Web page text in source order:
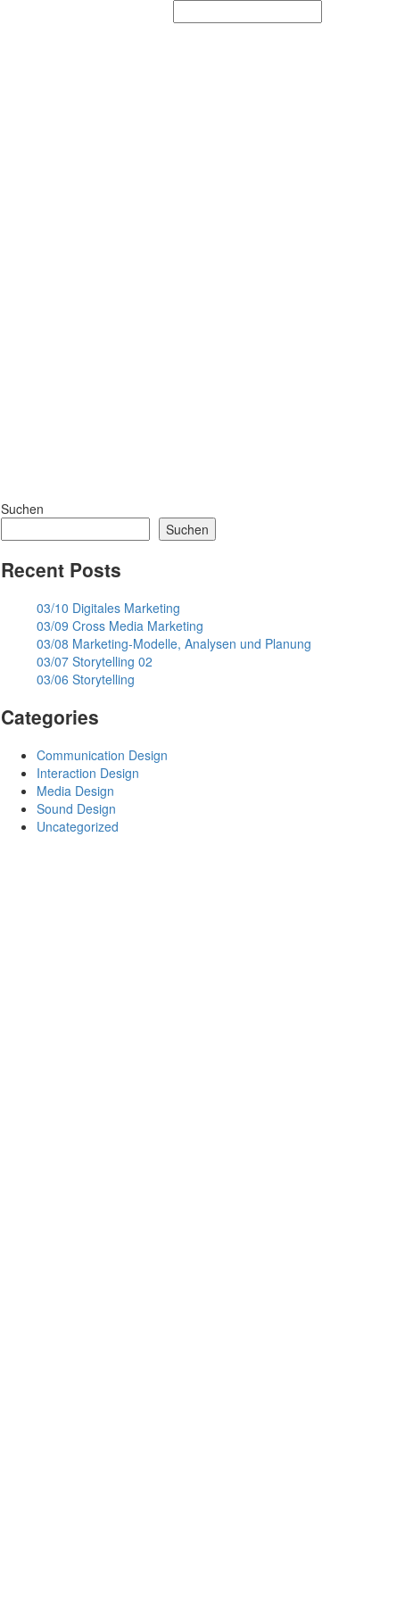
Suchen
Suchen
Recent Posts
03/10 Digitales Marketing
03/09 Cross Media Marketing
03/08 Marketing-Modelle, Analysen und Planung
03/07 Storytelling 02
03/06 Storytelling
Categories
Communication Design
Interaction Design
Media Design
Sound Design
Uncategorized